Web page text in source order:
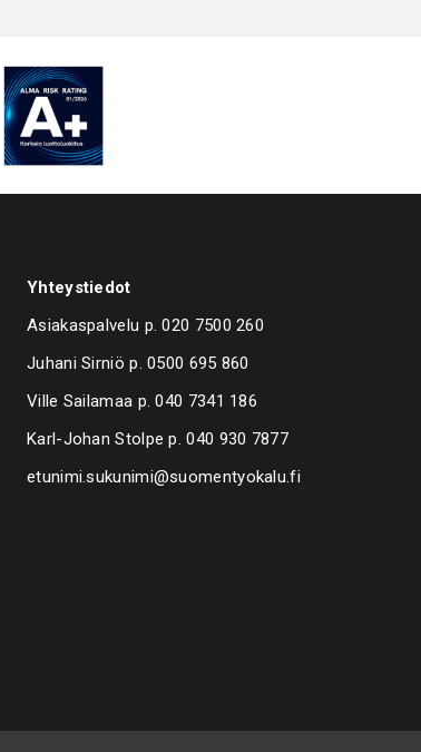
Yhteystiedot
Asiakaspalvelu p.020 7500 260
Juhani Sirniö p.0500 695 860
Ville Sailamaa p.040 7341 186
Karl-Johan Stolpe p.040 930 7877
etunimi.sukunimi@suomentyokalu.fi